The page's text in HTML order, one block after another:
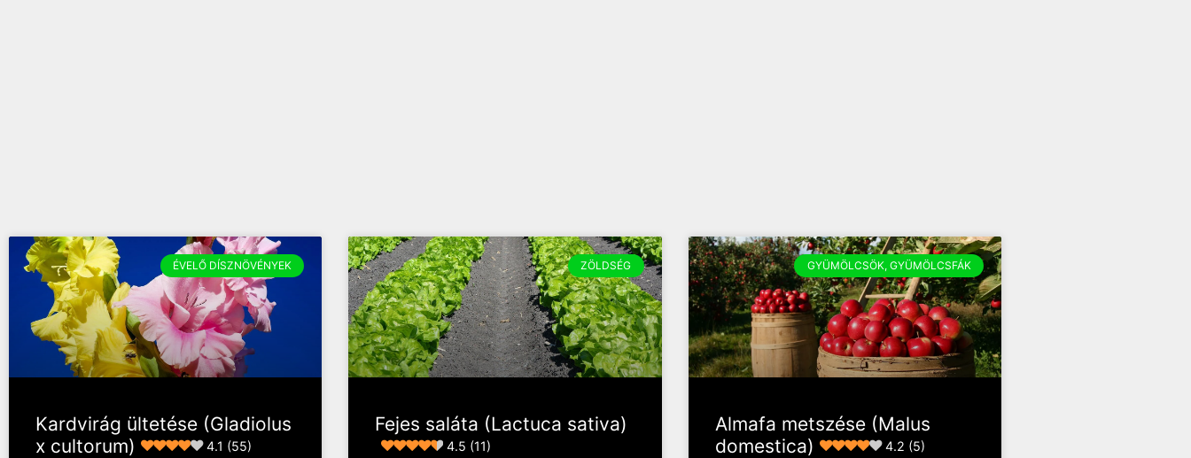
ÉVELŐ DÍSZNÖVÉNYEK
Kardvirág ültetése (Gladiolus
x cultorum)
4.1 (55)
ZÖLDSÉG
Fejes saláta (Lactuca sativa)
4.5 (11)
GYÜMÖLCSÖK, GYÜMÖLCSFÁK
Almafa metszése (Malus
domestica)
4.2 (5)